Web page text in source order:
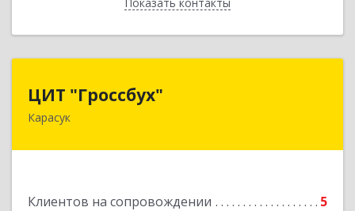
ЦИТ "Гроссбух"
Карасук
Клиентов на сопровождении 5
632861, Новосибирская обл, Карасукский р-н,